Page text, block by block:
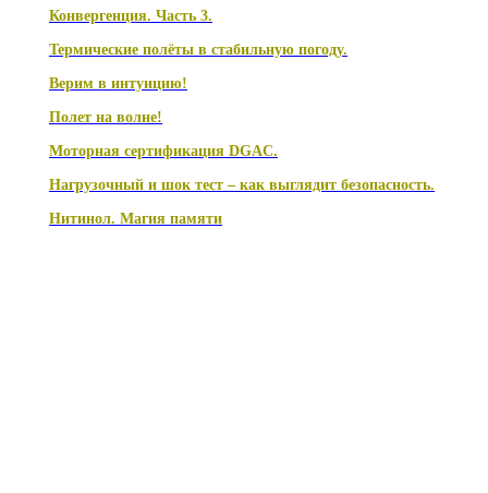
Конвергенция. Часть 3.
Термические полёты в стабильную погоду.
Верим в интуицию!
Полет на волне!
Моторная сертификация DGAC.
Нагрузочный и шок тест – как выглядит безопасность.
Нитинол. Магия памяти